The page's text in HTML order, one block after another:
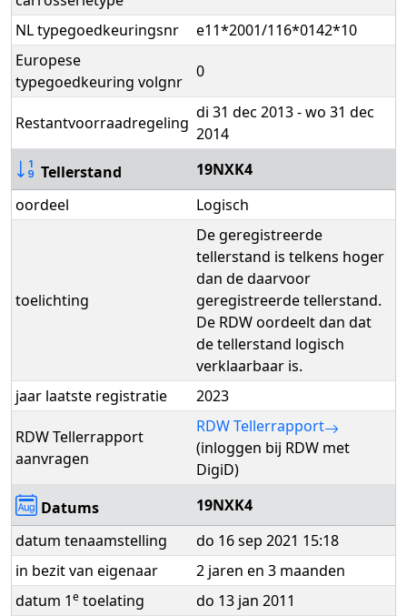
NL typegoedkeuringsnr
e11*2001/116*0142*10
Europese
typegoedkeuring volgnr
0
Restantvoorraadregeling
di 31 dec 2013 - wo 31 dec
2014
Tellerstand
19NXK4
oordeel
Logisch
toelichting
De geregistreerde
tellerstand is telkens hoger
dan de daarvoor
geregistreerde tellerstand.
De RDW oordeelt dan dat
de tellerstand logisch
verklaarbaar is.
jaar laatste registratie
2023
RDW Tellerrapport
aanvragen
RDW Tellerrapport
(inloggen bij RDW met
DigiD)
Datums
19NXK4
datum tenaamstelling
do 16 sep 2021 15:18
in bezit van eigenaar
2 jaren en 3 maanden
datum 1e toelating
do 13 jan 2011